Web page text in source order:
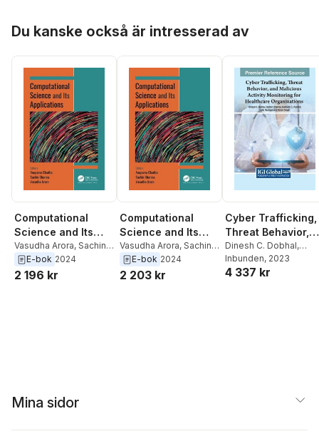
Du kanske också är intresserad av
Computational
Science and Its
Applications
Vasudha Arora, Sachin
Sharma,Anupama
Chadha
E-bok 2024
2 196 kr
Computational
Science and Its
Applications
Vasudha Arora, Sachin
Sharma,Anupama
Chadha
E-bok 2024
2 203 kr
Cyber Trafficking,
Threat Behavior,
and Malicious
Activity Monitoring
for Healthcare
Dinesh C. Dobhal,
Sachin Sharma,
Kamlesh C. Purohit
Inbunden, 2023
4 337 kr
Mina sidor